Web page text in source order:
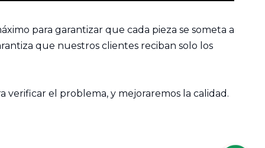
para garantizar que cada pieza se someta a
que nuestros clientes reciban solo los
verificar el problema, y mejoraremos la calidad.